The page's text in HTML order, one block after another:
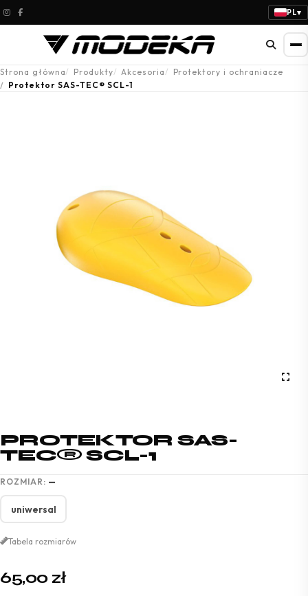
PL▾
Strona główna Produkty Akcesoria
Protektory i ochraniacze
Protektor SAS-TEC® SCL-1
PROTEKTOR SAS-
TEC® SCL-1
ROZMIAR: —
uniwersal
Tabela rozmiarów
65,00 zł